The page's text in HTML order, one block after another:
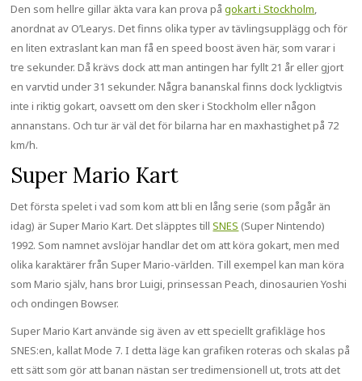
Den som hellre gillar äkta vara kan prova pågokart i Stockholm,
anordnat av O’Learys. Det finns olika typer av tävlingsupplägg och för
en liten extraslant kan man få en speed boost även här, som varar i
tre sekunder. Då krävs dock att man antingen har fyllt 21 år eller gjort
en varvtid under 31 sekunder. Några bananskal finns dock lyckligtvis
inte i riktig gokart, oavsett om den sker i Stockholm eller någon
annanstans. Och tur är väl det för bilarna har en maxhastighet på 72
km/h.
Super Mario Kart
Det första spelet i vad som kom att bli en lång serie (som pågår än
idag) är Super Mario Kart. Det släpptes tillSNES (Super Nintendo)
1992. Som namnet avslöjar handlar det om att köra gokart, men med
olika karaktärer från Super Mario-världen. Till exempel kan man köra
som Mario själv, hans bror Luigi, prinsessan Peach, dinosaurien Yoshi
och ondingen Bowser.
Super Mario Kart använde sig även av ett speciellt grafikläge hos
SNES:en, kallat Mode 7. I detta läge kan grafiken roteras och skalas på
ett sätt som gör att banan nästan ser tredimensionell ut, trots att det